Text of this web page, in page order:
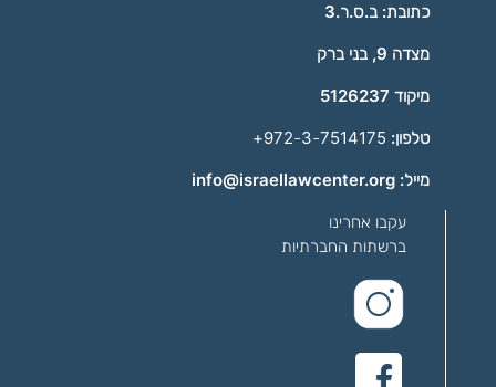
כתובת: ב.ס.ר.3
מצדה 9, בני ברק
מיקוד 5126237
טלפון:
מייל: info@israellawcenter.org
עקבו אחרינו
ברשתות החברתיות